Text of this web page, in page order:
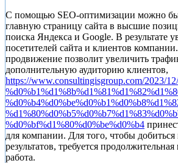
С помощью SEO-оптимизации можно
главную страницу сайта в высшие
поиска Яндекса и Google. В результате
посетителей сайта и клиентов
продвижение позволит увеличить
дополнительную аудиторию клиентов,
https://www.consultingisgroup.com/2023/
%d0%bf%d1%80%d0%be%d0%b4
для компании. Для того, чтобы
результатов, требуется
работа.